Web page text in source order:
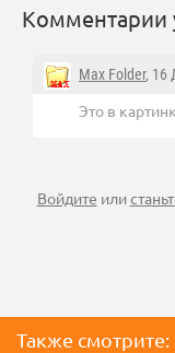
Комментарии
Max Folder, 16
Это в
Войдите или
Также смотрите: